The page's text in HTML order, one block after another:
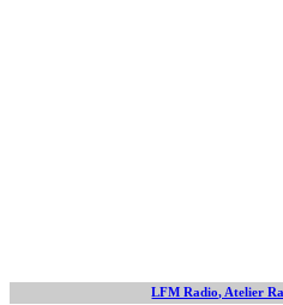
LFM Radio, Atelier